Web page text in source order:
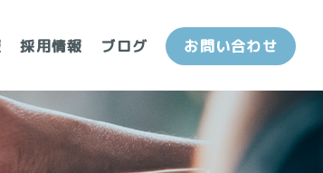
採用情報 ブログ お問い合わせ